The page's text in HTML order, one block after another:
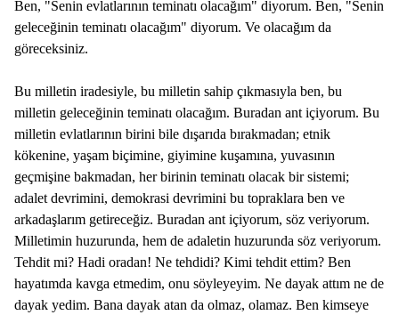
Ben, "Senin evlatlarının teminatı olacağım" diyorum. Ben, "Senin
geleceğinin teminatı olacağım" diyorum. Ve olacağım da
göreceksiniz.
Bu milletin iradesiyle, bu milletin sahip çıkmasıyla ben, bu
milletin geleceğinin teminatı olacağım. Buradan ant içiyorum. Bu
milletin evlatlarının birini bile dışarıda bırakmadan; etnik
kökenine, yaşam biçimine, giyimine kuşamına, yuvasının
geçmişine bakmadan, her birinin teminatı olacak bir sistemi;
adalet devrimini, demokrasi devrimini bu topraklara ben ve
arkadaşlarım getireceğiz. Buradan ant içiyorum, söz veriyorum.
Milletimin huzurunda, hem de adaletin huzurunda söz veriyorum.
Tehdit mi? Hadi oradan! Ne tehdidi? Kimi tehdit ettim? Ben
hayatımda kavga etmedim, onu söyleyeyim. Ne dayak attım ne de
dayak yedim. Bana dayak atan da olmaz, olamaz. Ben kimseye